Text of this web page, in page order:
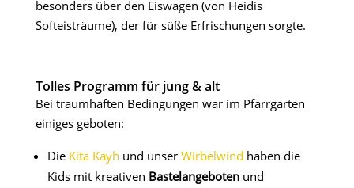
besonders über den Eiswagen (von Heidis
Softeisträume), der für süße Erfrischungen sorgte.
Tolles Programm für jung & alt
Bei traumhaften Bedingungen war im Pfarrgarten
einiges geboten:
Die Kita Kayh und unser Wirbelwind haben die
Kids mit kreativen Bastelangebotenund